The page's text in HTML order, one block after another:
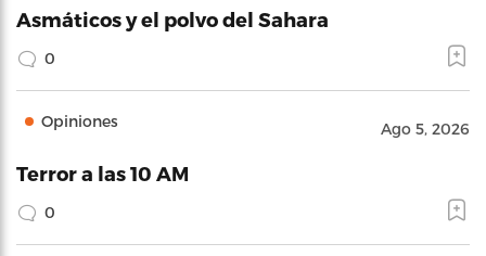
Asmáticos y el polvo del Sahara
0
Opiniones Ago 5, 2026
Terror a las 10 AM
0